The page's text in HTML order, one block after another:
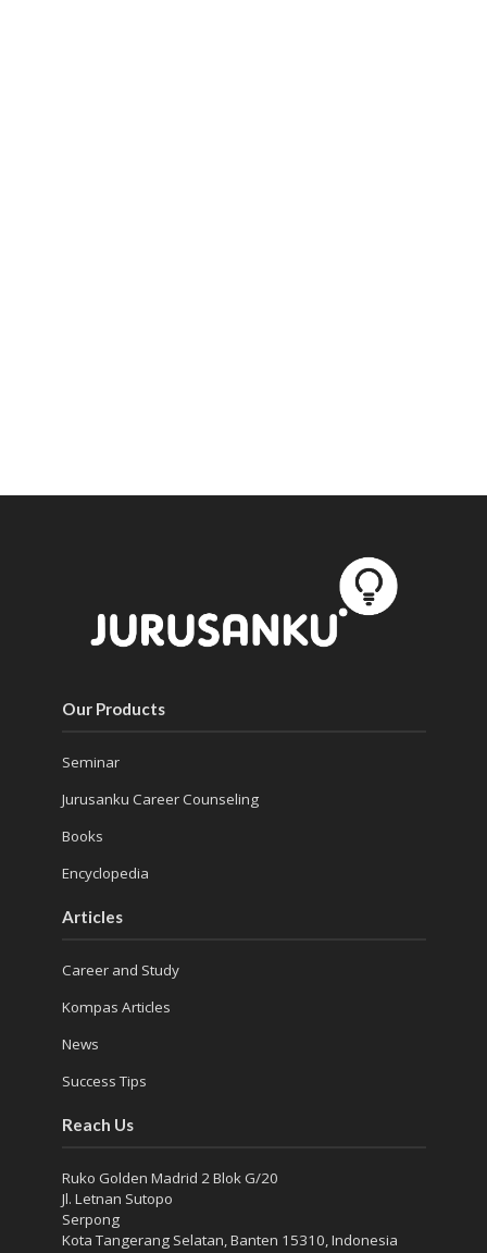
Our Products
Seminar
Jurusanku Career Counseling
Books
Encyclopedia
Articles
Career and Study
Kompas Articles
News
Success Tips
Reach Us
Ruko Golden Madrid 2 Blok G/20
Jl. Letnan Sutopo
Serpong
Kota Tangerang Selatan, Banten 15310, Indonesia